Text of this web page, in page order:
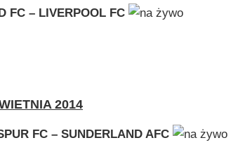
FC – LIVERPOOL FC
2014
FC – SUNDERLAND AFC